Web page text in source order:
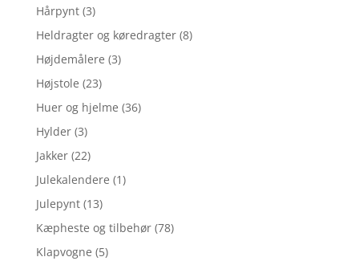
Hårpynt (3)
Heldragter og køredragter (8)
Højdemålere (3)
Højstole (23)
Huer og hjelme (36)
Hylder (3)
Jakker (22)
Julekalendere (1)
Julepynt (13)
Kæpheste og tilbehør (78)
Klapvogne (5)